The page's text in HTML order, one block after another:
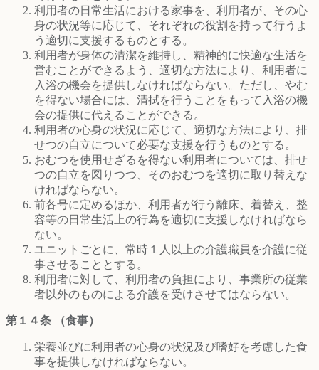
利用者の日常生活における家事を、利用者が、その心
身の状況等に応じて、それぞれの役割を持って行うよ
う適切に支援するものとする。
利用者が身体の清潔を維持し、精神的に快適な生活を
営むことができるよう、適切な方法により、利用者に
入浴の機会を提供しなければならない。ただし、やむ
を得ない場合には、清拭を行うことをもって入浴の機
会の提供に代えることができる。
利用者の心身の状況に応じて、適切な方法により、排
せつの自立について必要な支援を行うものとする。
おむつを使用せざるを得ない利用者については、排せ
つの自立を図りつつ、そのおむつを適切に取り替えな
ければならない。
前各号に定めるほか、利用者が行う離床、着替え、整
容等の日常生活上の行為を適切に支援しなければなら
ない。
ユニットごとに、常時１人以上の介護職員を介護に従
事させることとする。
利用者に対して、利用者の負担により、事業所の従業
者以外のものによる介護を受けさせてはならない。
第１４条 （食事）
栄養並びに利用者の心身の状況及び嗜好を考慮した食
事を提供しなければならない。